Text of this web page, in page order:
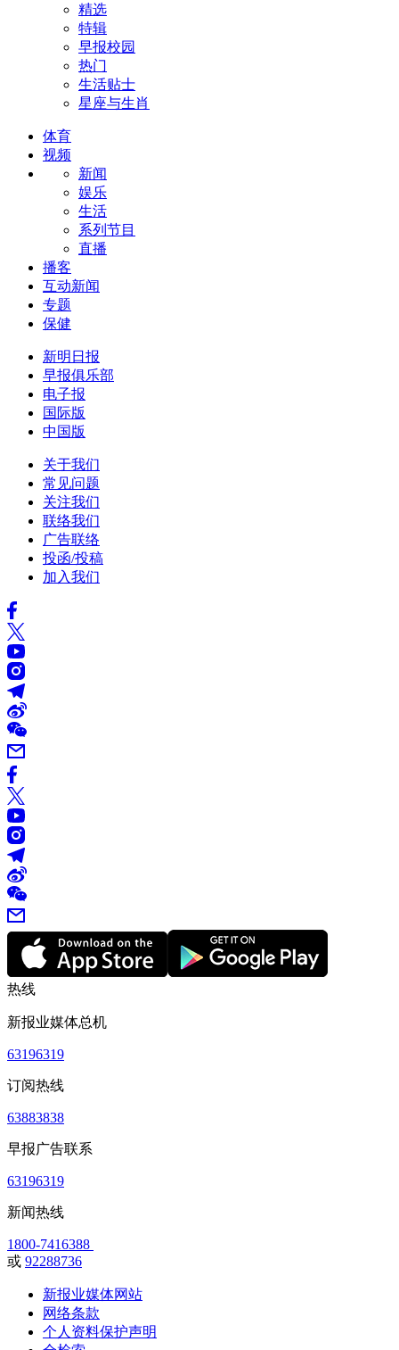
精选
特辑
早报校园
热门
生活贴士
星座与生肖
体育
视频
新闻
娱乐
生活
系列节目
直播
播客
互动新闻
专题
保健
新明日报
早报俱乐部
电子报
国际版
中国版
关于我们
常见问题
关注我们
联络我们
广告联络
投函/投稿
加入我们
热线
新报业媒体总机
63196319
订阅热线
63883838
早报广告联系
63196319
新闻热线
1800-7416388
或 92288736
新报业媒体网站
网络条款
个人资料保护声明